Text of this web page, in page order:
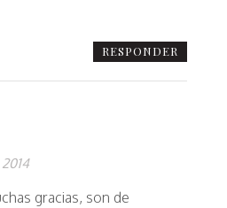
RESPONDER
gracias, son de